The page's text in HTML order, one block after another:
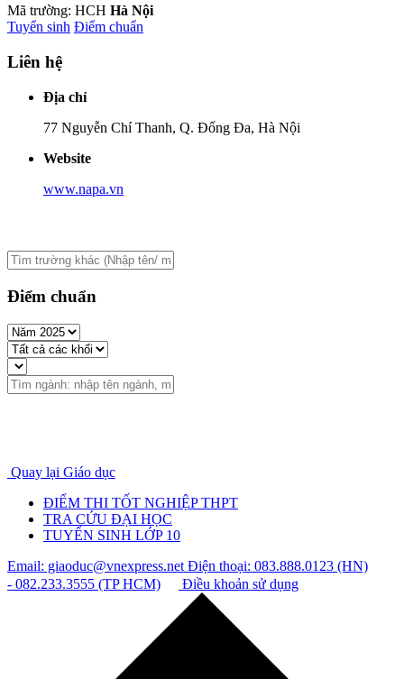
Mã trường: HCH Hà Nội
Tuyển sinh Điểm chuẩn
Liên hệ
Địa chỉ
77 Nguyễn Chí Thanh, Q. Đống Đa, Hà Nội
Website
www.napa.vn
Điểm chuẩn
Quay lại Giáo dục
ĐIỂM THI TỐT NGHIỆP THPT
TRA CỨU ĐẠI HỌC
TUYỂN SINH LỚP 10
Email: giaoduc@vnexpress.net Điện thoại: 083.888.0123 (HN)
- 082.233.3555 (TP HCM)
Điều khoản sử dụng